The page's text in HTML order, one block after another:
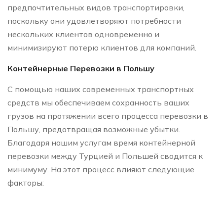
предпочтительных видов транспортировки,
поскольку они удовлетворяют потребности
нескольких клиентов одновременно и
минимизируют потерю клиентов для компаний.
Контейнерные Перевозки в Польшу
С помощью наших современных транспортных
средств мы обеспечиваем сохранность ваших
грузов на протяжении всего процесса перевозки в
Польшу, предотвращая возможные убытки.
Благодаря нашим услугам время контейнерной
перевозки между Турцией и Польшей сводится к
минимуму. На этот процесс влияют следующие
факторы: